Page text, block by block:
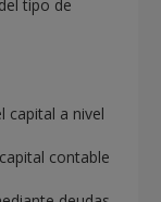
tipo de
capital a nivel
contable